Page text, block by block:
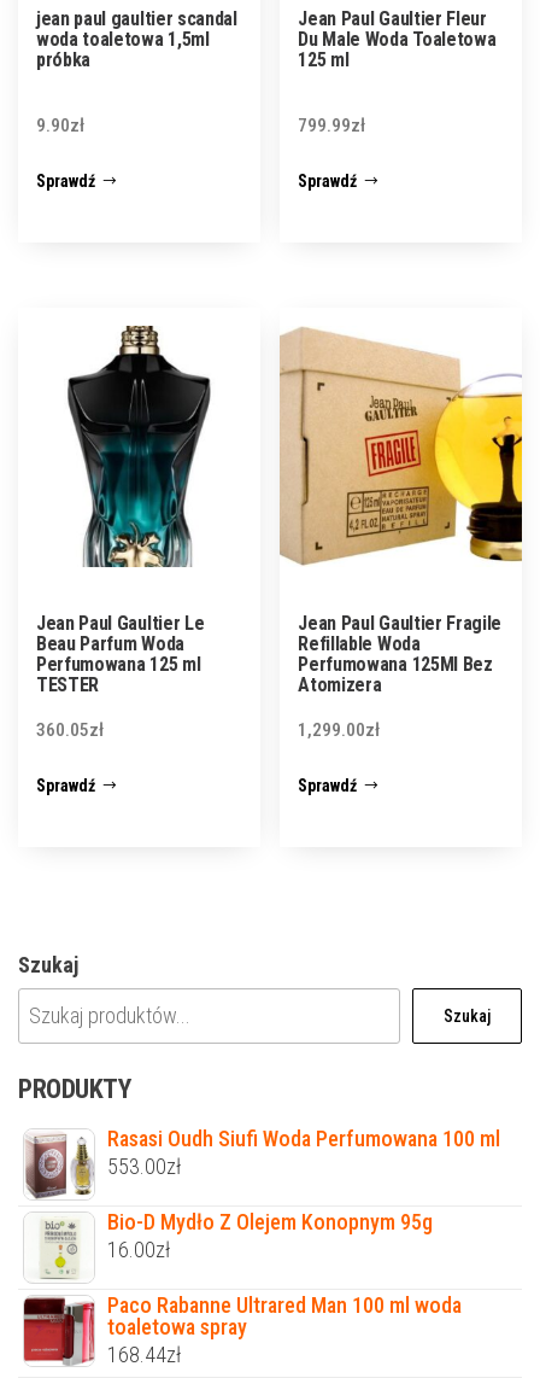
jean paul gaultier scandal
woda toaletowa 1,5ml
próbka
9.90zł
Sprawdź
Jean Paul Gaultier Fleur
Du Male Woda Toaletowa
125 ml
799.99zł
Sprawdź
Jean Paul Gaultier Le
Beau Parfum Woda
Perfumowana 125 ml
TESTER
360.05zł
Sprawdź
Jean Paul Gaultier Fragile
Refillable Woda
Perfumowana 125Ml Bez
Atomizera
1,299.00zł
Sprawdź
Szukaj
Szukaj
PRODUKTY
Rasasi Oudh Siufi Woda Perfumowana 100 ml
553.00zł
Bio-D Mydło Z Olejem Konopnym 95g
16.00zł
Paco Rabanne Ultrared Man 100 ml woda
toaletowa spray
168.44zł